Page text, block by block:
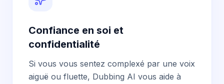
Confiance en soi et
confidentialité
Si vous vous sentez complexé par une voix
aiguë ou fluette, Dubbing AI vous aide à